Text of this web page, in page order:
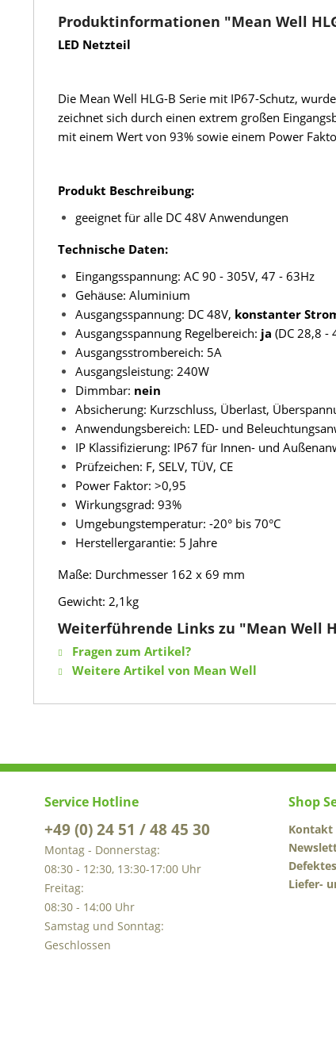
Produktinformationen "Mean Well
LED Netzteil
Die Mean Well HLG-B Serie mit IP67-Schutz,
zeichnet sich durch einen extrem großen
mit einem Wert von 93% sowie einem Power
Produkt Beschreibung:
geeignet für alle DC 48V Anwendungen
Technische Daten:
Eingangsspannung: AC 90 - 305V, 47 - 63Hz
Gehäuse: Aluminium
Ausgangsspannung: DC 48V, konstanter
Ausgangsspannung Regelbereich: ja (DC 28,8 -
Ausgangsstrombereich: 5A
Ausgangsleistung: 240W
Dimmbar: nein
Absicherung: Kurzschluss, Überlast,
Anwendungsbereich: LED- und
IP Klassifizierung: IP67 für Innen- und
Prüfzeichen: F, SELV, TÜV, CE
Power Faktor: >0,95
Wirkungsgrad: 93%
Umgebungstemperatur: -20° bis 70°C
Herstellergarantie: 5 Jahre
Maße: Durchmesser 162 x 69 mm
Gewicht: 2,1kg
Weiterführende Links zu "Mean Well
Fragen zum Artikel?
Weitere Artikel von Mean Well
Service Hotline
+49 (0) 24 51 / 48 45 30
Montag - Donnerstag:
08:30 - 12:30, 13:30-17:00 Uhr
Freitag:
08:30 - 14:00 Uhr
Samstag und Sonntag:
Geschlossen
Shop
Kontakt
Liefer-